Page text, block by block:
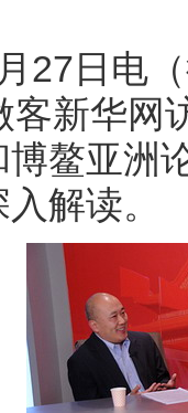
日电（
客新华网
鳌亚洲
解读。